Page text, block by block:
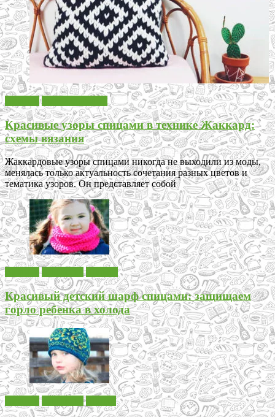
Красивые узоры спицами в технике Жаккард:
схемы вязания
Жаккардовые узоры спицами никогда не выходили из моды,
менялась только актуальность сочетания разных цветов и
тематика узоров. Он представляет собой
Красивый детский шарф спицами: защищаем
горло ребенка в холода